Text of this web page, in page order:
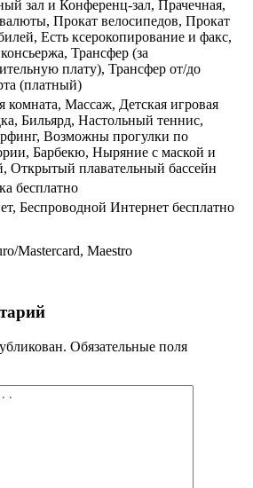
зал и Конференц-зал, Прачечная,
Прокат велосипедов, Прокат
Есть ксерокопирование и факс,
Трансфер (за
плату), Трансфер от/до
(платный)
комната, Массаж, Детская игровая
Бильярд, Настольный теннис,
Возможны прогулки по
Барбекю, Ныряние с маской и
Открытый плавательный бассейн
бесплатно
Беспроводной Интернет бесплатно
Mastercard, Maestro
Обязательные поля